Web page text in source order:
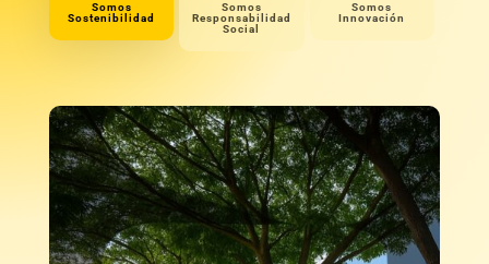
Somos
Sostenibilidad
Somos
Responsabilidad
Social
Somos
Innovación